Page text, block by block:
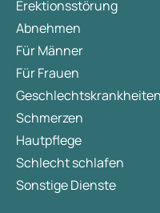
Erektionsstörung
Abnehmen
Für Männer
Für Frauen
Schmerzen
Hautpflege
Schlecht schlafen
Sonstige Dienste